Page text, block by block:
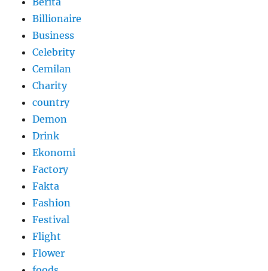
Billionaire
Business
Celebrity
Cemilan
Charity
country
Demon
Drink
Ekonomi
Factory
Fakta
Fashion
Festival
Flight
Flower